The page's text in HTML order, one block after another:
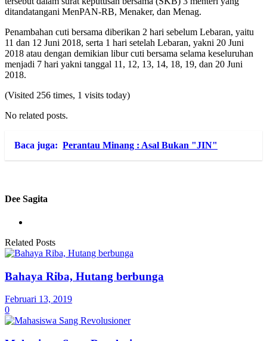
ditandatangani MenPAN-RB, Menaker, dan Menag.
Penambahan cuti bersama diberikan 2 hari sebelum Lebaran, yaitu
11 dan 12 Juni 2018, serta 1 hari setelah Lebaran, yakni 20 Juni
2018 atau dengan demikian libur cuti bersama selama keseluruhan
menjadi 7 hari yakni tanggal 11, 12, 13, 14, 18, 19, dan 20 Juni
2018.
(Visited 256 times, 1 visits today)
No related posts.
Baca juga: Perantau Minang : Asal Bukan "JIN"
Dee Sagita
Related Posts
Bahaya Riba, Hutang berbunga
Februari 13, 2019
0